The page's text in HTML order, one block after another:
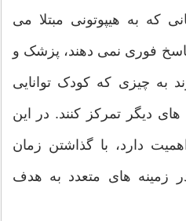
که به هیپوتونی مبتلا می
فوری نمی دهند، پزشک و
به چیزی که کودک توانایی
های دیگر تمرکز کنند. در این
دارد، با گذاشتن زمان
زمینه های متعدد به هدف